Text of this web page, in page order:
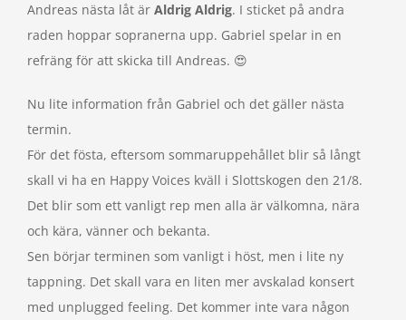
Andreas nästa låt är Aldrig Aldrig. I sticket på andra
raden hoppar sopranerna upp. Gabriel spelar in en
refräng för att skicka till Andreas. 😍
Nu lite information från Gabriel och det gäller nästa
termin.
För det fösta, eftersom sommaruppehållet blir så långt
skall vi ha en Happy Voices kväll i Slottskogen den 21/8.
Det blir som ett vanligt rep men alla är välkomna, nära
och kära, vänner och bekanta.
Sen börjar terminen som vanligt i höst, men i lite ny
tappning. Det skall vara en liten mer avskalad konsert
med unplugged feeling. Det kommer inte vara någon